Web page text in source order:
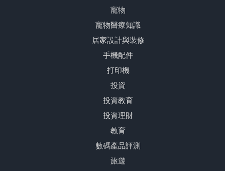
寵物
寵物醫療知識
居家設計與裝修
手機配件
打印機
投資
投資教育
投資理財
教育
數碼產品評測
旅遊